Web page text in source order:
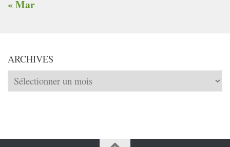
« Mar
ARCHIVES
Archives